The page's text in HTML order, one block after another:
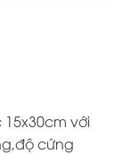
với
cứng